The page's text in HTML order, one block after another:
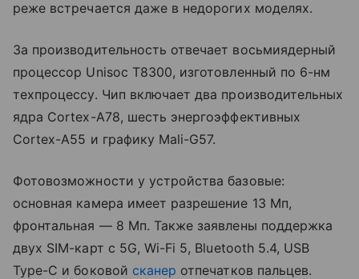
реже встречается даже в недорогих моделях.
За производительность отвечает восьмиядерный
процессор Unisoc T8300, изготовленный по 6-нм
техпроцессу. Чип включает два производительных
ядра Cortex-A78, шесть энергоэффективных
Cortex-A55 и графику Mali-G57.
Фотовозможности у устройства базовые:
основная камера имеет разрешение 13 Мп,
фронтальная — 8 Мп. Также заявлены поддержка
двух SIM-карт с 5G, Wi-Fi 5, Bluetooth 5.4, USB
Type-C и боковой сканер отпечатков пальцев.